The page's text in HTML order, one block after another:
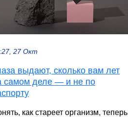
27 Окт
выдают, сколько вам лет
самом деле — и не по
как стареет организм, теперь